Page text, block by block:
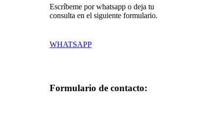
Escríbeme por whatsapp o deja tu
consulta en el siguiente formulario.
WHATSAPP
Formulario de contacto: